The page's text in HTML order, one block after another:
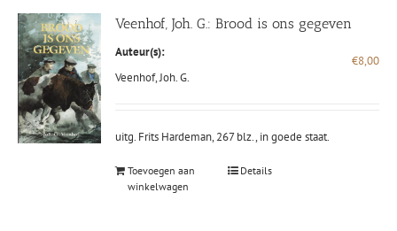
Veenhof, Joh. G.: Brood is ons gegeven
Auteur(s):
Veenhof, Joh. G.
€8,00
uitg. Frits Hardeman, 267 blz., in goede staat.
Toevoegen aan
winkelwagen
Details